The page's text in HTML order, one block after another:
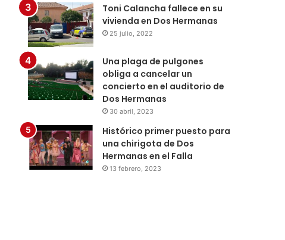
Toni Calancha fallece en su
vivienda en Dos Hermanas
25 julio, 2022
Una plaga de pulgones
obliga a cancelar un
concierto en el auditorio de
Dos Hermanas
30 abril, 2023
Histórico primer puesto para
una chirigota de Dos
Hermanas en el Falla
13 febrero, 2023